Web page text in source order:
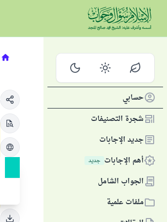
حسابي
شجرة التصنيفات
جديد الإجابات
أهم الإجابات جديد
الجواب الشامل
ملفات علمية